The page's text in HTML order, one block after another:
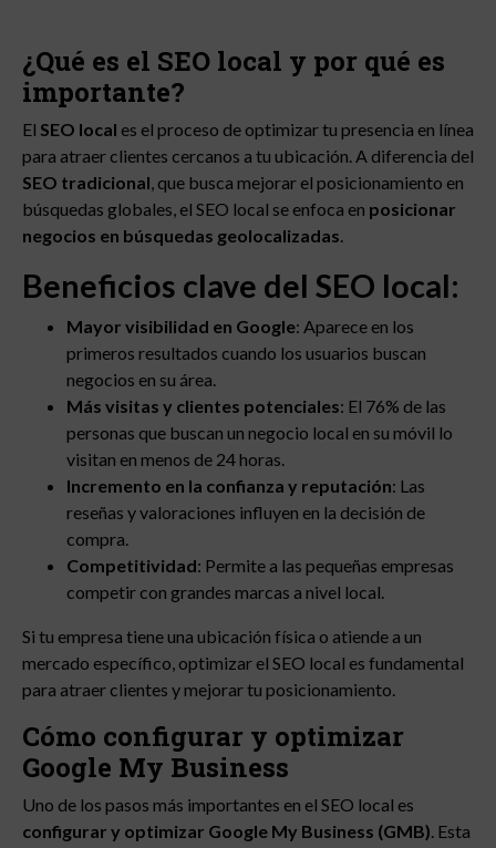
¿Qué es el SEO local y por qué es
importante?
El SEO local es el proceso de optimizar tu presencia en línea
para atraer clientes cercanos a tu ubicación. A diferencia del
SEO tradicional, que busca mejorar el posicionamiento en
búsquedas globales, el SEO local se enfoca en posicionar
negocios en búsquedas geolocalizadas.
Beneficios clave del SEO local:
Mayor visibilidad en Google: Aparece en los
primeros resultados cuando los usuarios buscan
negocios en su área.
Más visitas y clientes potenciales: El 76% de las
personas que buscan un negocio local en su móvil lo
visitan en menos de 24 horas.
Incremento en la confianza y reputación: Las
reseñas y valoraciones influyen en la decisión de
compra.
Competitividad: Permite a las pequeñas empresas
competir con grandes marcas a nivel local.
Si tu empresa tiene una ubicación física o atiende a un
mercado específico, optimizar el SEO local es fundamental
para atraer clientes y mejorar tu posicionamiento.
Cómo configurar y optimizar
Google My Business
Uno de los pasos más importantes en el SEO local es
configurar y optimizar Google My Business (GMB). Esta